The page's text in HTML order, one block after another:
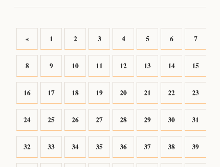
« 1 2 3 4 5 6 7
8 9 10 11 12 13 14 15
16 17 18 19 20 21 22 23
24 25 26 27 28 29 30 31
32 33 34 35 36 37 38 39